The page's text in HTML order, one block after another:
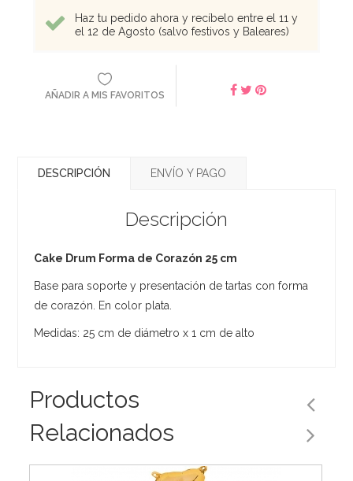
Haz tu pedido ahora y recíbelo entre el 11 y
el 12 de Agosto (salvo festivos y Baleares)
AÑADIR A MIS FAVORITOS
DESCRIPCIÓN ENVÍO Y PAGO
Descripción
Cake Drum Forma de Corazón 25 cm
Base para soporte y presentación de tartas con forma
de corazón. En color plata.
Medidas: 25 cm de diámetro x 1 cm de alto
Productos
Relacionados